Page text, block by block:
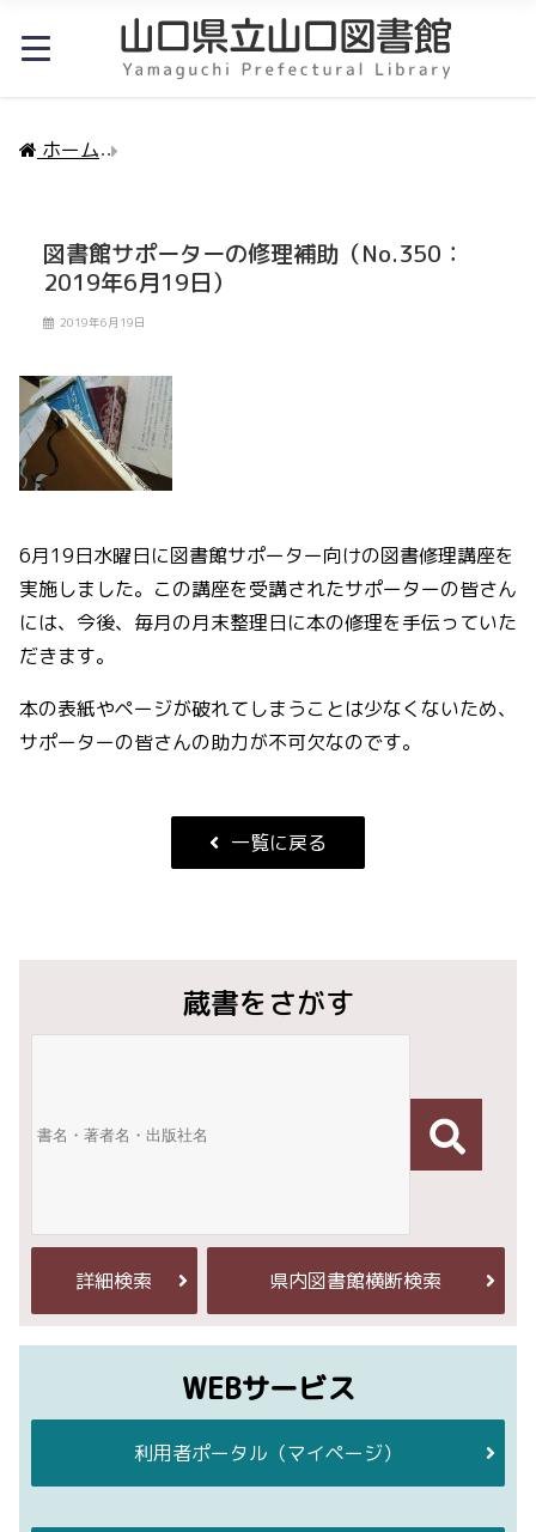
ホーム
図書館サポーターの修理補助（No.350：
2019年6月19日）
2019年6月19日
6月19日水曜日に図書館サポーター向けの図書修理講座を
実施しました。この講座を受講されたサポーターの皆さん
には、今後、毎月の月末整理日に本の修理を手伝っていた
だきます。
本の表紙やページが破れてしまうことは少なくないため、
サポーターの皆さんの助力が不可欠なのです。
一覧に戻る
蔵書をさがす
詳細検索 県内図書館横断検索
WEBサービス
利用者ポータル （マイページ）